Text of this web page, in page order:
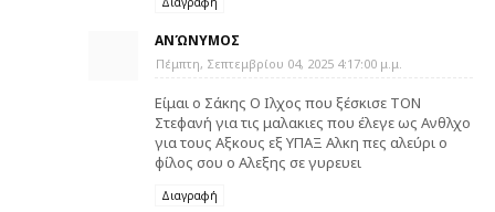
ΑΝΏΝΥΜΟΣ
Πέμπτη, Σεπτεμβρίου 04, 2025 4:17:00 μ.μ.
Είμαι ο Σάκης Ο Ιλχος που ξέσκισε ΤΟΝ
Στεφανή για τις μαλακιες που έλεγε ως Ανθλχο
για τους Αξκους εξ ΥΠΑΞ Αλκη πες αλεύρι ο
φίλος σου ο Αλεξης σε γυρευει
Διαγραφή